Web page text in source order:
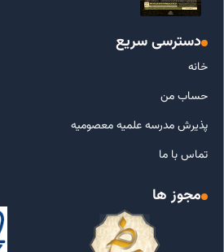
دسترسی سریع
خانه
حساب من
پذیرش مدرسه علمیه معصومیه
تماس با ما
مجوز ها